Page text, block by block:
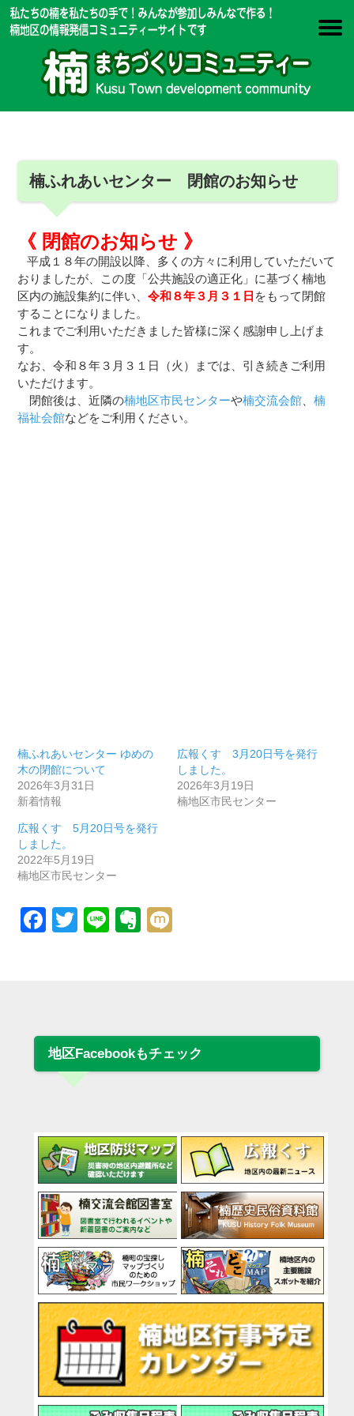
楠ふれあいセンター 閉館のお知らせ
《 閉館のお知らせ 》
平成１８年の開設以降、多くの方々に利用していただいて
おりましたが、この度「公共施設の適正化」に基づく楠地
区内の施設集約に伴い、令和８年３月３１日 をもって閉館
することになりました。
これまでご利用いただきました皆様に深く感謝申し上げま
す。
なお、令和８年３月３１日（火）までは、引き続きご利用
いただけます。
閉館後は、近隣の楠地区市民センターや楠交流会館、楠
福祉会館などをご利用ください。
楠ふれあいセンター ゆめの
木の閉館について
2026年3月31日
新着情報
広報くす 3月20日号を発行
しました。
2026年3月19日
楠地区市民センター
広報くす 5月20日号を発行
しました。
2022年5月19日
楠地区市民センター
Facebook
Twitter
LineEvernote
地区Facebookもチェック